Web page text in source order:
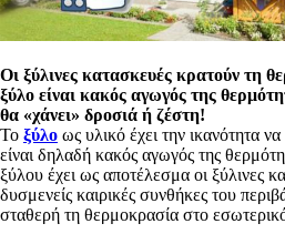
Οι ξύλινες κατασκευές κρατούν τη
ξύλο είναι κακός αγωγός της
θα «χάνει» δροσιά ή ζέστη!
Το ξύλο ως υλικό έχει την ικανότητα
είναι δηλαδή κακός αγωγός της
ξύλου έχει ως αποτέλεσμα οι ξύλινες
δυσμενείς καιρικές συνθήκες του
σταθερή τη θερμοκρασία στο